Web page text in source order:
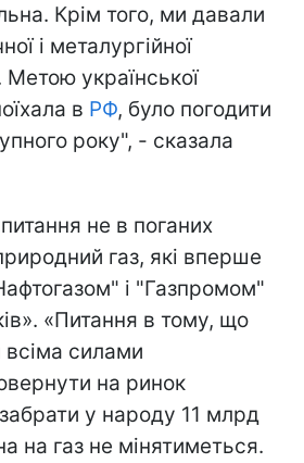
Крім того, ми давали
і металургійної
української
в РФ, було погодити
року", - сказала
не в поганих
газ, які вперше
і "Газпромом"
«Питання в тому, що
всіма силами
на ринок
забрати у народу 11 млрд
на газ не мінятиметься.